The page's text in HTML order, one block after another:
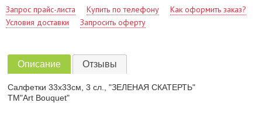
Запрос прайс-листа Купить по телефону
Как оформить заказ?
Условия доставки
Запросить оферту
Описание Отзывы
Салфетки 33х33см, 3 сл., "ЗЕЛЕНАЯ СКАТЕРТЬ"
ТМ"Art Bouquet"